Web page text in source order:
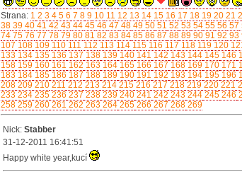
Strana: 1 2 3 4 5 6 7 8 9 10 11 12 13 14 15 16 17 18 19 20 21
38 39 40 41 42 43 44 45 46 47 48 49 50 51 52 53 54 55 56 57
74 75 76 77 78 79 80 81 82 83 84 85 86 87 88 89 90 91 92 93
107 108 109 110 111 112 113 114 115 116 117 118 119 120
133 134 135 136 137 138 139 140 141 142 143 144 145 146
158 159 160 161 162 163 164 165 166 167 168 169 170 171
183 184 185 186 187 188 189 190 191 192 193 194 195 196
208 209 210 211 212 213 214 215 216 217 218 219 220 221
233 234 235 236 237 238 239 240 241 242 243 244 245 246
258 259 260 261 262 263 264 265 266 267 268 269
Nick: Stabber
31-12-2011 16:41:51
Happy white year,kucí